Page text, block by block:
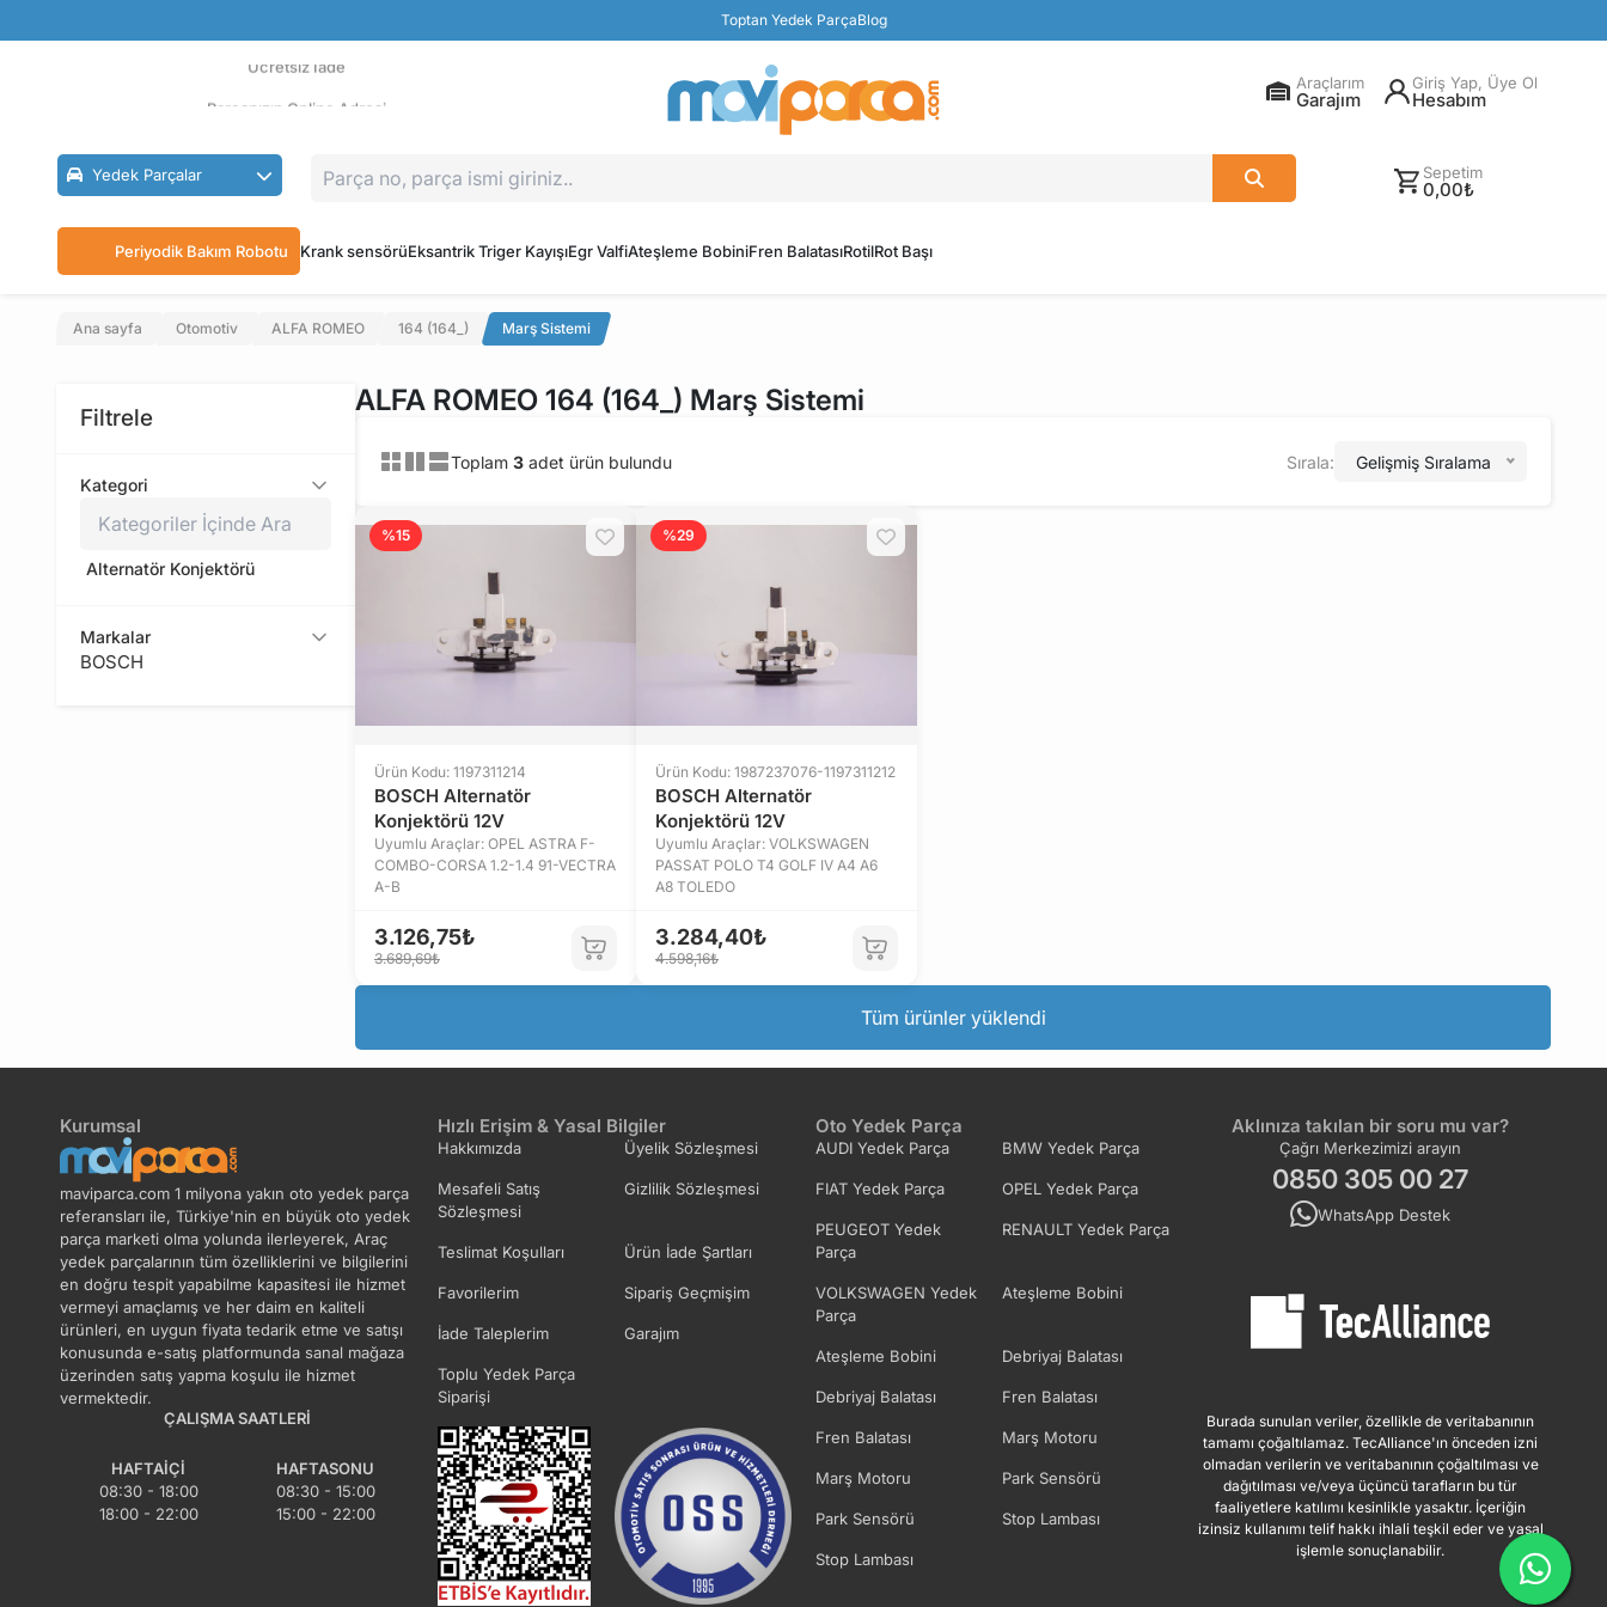
Toptan Yedek ParçaBlog
Araçlarım
Garajım
Giriş Yap, Üye Ol
Hesabım
Yedek Parçalar Sepetim
0,00₺
Periyodik Bakım Robotu Krank sensörüEksantrik Triger KayışıEgr ValfiAteşleme BobiniFren BalatasıRotilRot Başı
Ana sayfa Otomotiv ALFA ROMEO 164 (164_) Marş Sistemi
Filtrele
Kategori
Alternatör Konjektörü
Markalar
BOSCH
ALFA ROMEO 164 (164_) Marş Sistemi
Toplam 3 adet ürün bulundu Sırala: Gelişmiş Sıralama
%15
Ürün Kodu: 1197311214
BOSCH Alternatör
Konjektörü 12V
Uyumlu Araçlar: OPEL ASTRA F-
COMBO-CORSA 1.2-1.4 91-VECTRA
A-B
3.126,75₺
3.689,69₺
%29
Ürün Kodu: 1987237076-1197311212
BOSCH Alternatör
Konjektörü 12V
Uyumlu Araçlar: VOLKSWAGEN
PASSAT POLO T4 GOLF IV A4 A6
A8 TOLEDO
3.284,40₺
4.598,16₺
Tüm ürünler yüklendi
Kurumsal
maviparca.com 1 milyona yakın oto yedek parça
referansları ile, Türkiye'nin en büyük oto yedek
parça marketi olma yolunda ilerleyerek, Araç
yedek parçalarının tüm özelliklerini ve bilgilerini
en doğru tespit yapabilme kapasitesi ile hizmet
vermeyi amaçlamış ve her daim en kaliteli
ürünleri, en uygun fiyata tedarik etme ve satışı
konusunda e-satış platformunda sanal mağaza
üzerinden satış yapma koşulu ile hizmet
vermektedir.
ÇALIŞMA SAATLERI
HAFTAIÇI
08:30 - 18:00
18:00 - 22:00
HAFTASONU
08:30 - 15:00
15:00 - 22:00
Hızlı Erişim & Yasal Bilgiler
Hakkımızda Üyelik Sözleşmesi
Mesafeli Satış
Sözleşmesi
Gizlilik Sözleşmesi
Teslimat Koşulları Ürün İade Şartları
Favorilerim Sipariş Geçmişim
İade Taleplerim Garajım
Toplu Yedek Parça
Siparişi
Oto Yedek Parça
AUDI Yedek Parça BMW Yedek Parça
FIAT Yedek Parça OPEL Yedek Parça
PEUGEOT Yedek
Parça
RENAULT Yedek Parça
VOLKSWAGEN Yedek
Parça
Ateşleme Bobini
Ateşleme Bobini Debriyaj Balatası
Debriyaj Balatası Fren Balatası
Fren Balatası Marş Motoru
Marş Motoru Park Sensörü
Park Sensörü Stop Lambası
Stop Lambası
Aklınıza takılan bir soru mu var?
Çağrı Merkezimizi arayın
0850 305 00 27
WhatsApp Destek
Burada sunulan veriler, özellikle de veritabanının
tamamı çoğaltılamaz. TecAlliance'ın önceden izni
olmadan verilerin ve veritabanının çoğaltılması ve
dağıtılması ve/veya üçüncü tarafların bu tür
faaliyetlere katılımı kesinlikle yasaktır. İçeriğin
izinsiz kullanımı telif hakkı ihlali teşkil eder ve yasal
işlemle sonuçlanabilir.